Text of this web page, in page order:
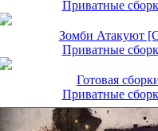
Приватные
15$
Зомби Атакуют
Приватные
15$
Готовая
Приватные